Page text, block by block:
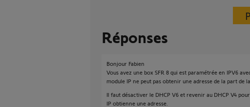
Réponses
Bonjour Fabien
Vous avez une box SFR 8 qui est paramétrée en IPV6
module IP ne peut pas obtenir une adresse de la part de la
Il faut désactiver le DHCP V6 et revenir au DHCP V4
IP obtienne une adresse.